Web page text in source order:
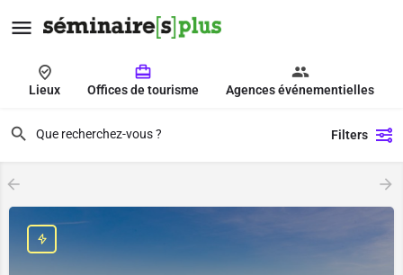
Lieux Offices de tourisme Agences événementielles
Filters